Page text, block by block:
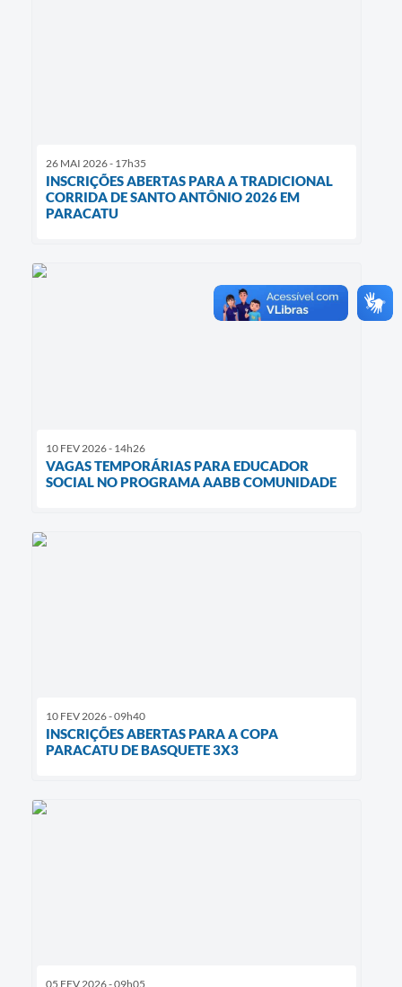
26 MAI 2026 - 17h35
INSCRIÇÕES ABERTAS PARA A TRADICIONAL
CORRIDA DE SANTO ANTÔNIO 2026 EM
PARACATU
10 FEV 2026 - 14h26
VAGAS TEMPORÁRIAS PARA EDUCADOR
SOCIAL NO PROGRAMA AABB COMUNIDADE
10 FEV 2026 - 09h40
INSCRIÇÕES ABERTAS PARA A COPA
PARACATU DE BASQUETE 3X3
05 FEV 2026 - 09h05